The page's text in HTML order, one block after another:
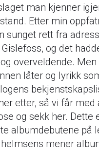
man kjenner
Etter min
sunget rett fra
og det
overveldende. Men
låter og lyrikk
etter, så vi får med
og sekk her. Dette
albumdebutene på
mener